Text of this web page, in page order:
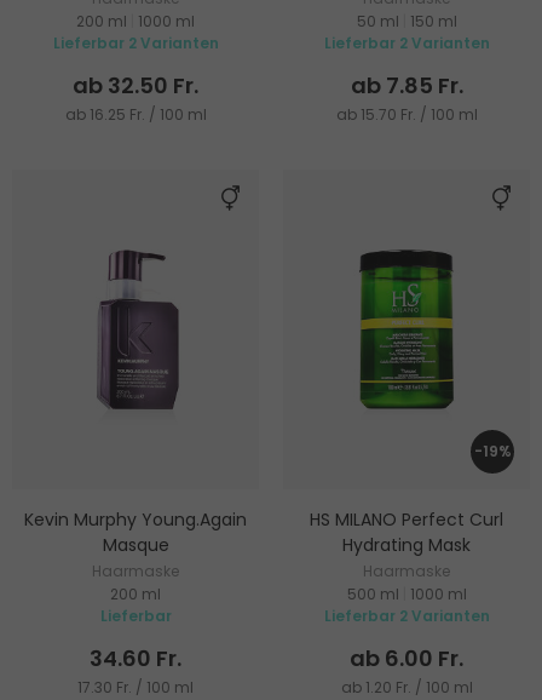
200 ml
1000 ml
Lieferbar 2 Varianten
ab 32.50 Fr.
ab 16.25 Fr. / 100 ml
50 ml
150 ml
Lieferbar 2 Varianten
ab 7.85 Fr.
ab 15.70 Fr. / 100 ml
Kevin Murphy Young.Again
Masque
Haarmaske
200 ml
Lieferbar
34.60 Fr.
17.30 Fr. / 100 ml
-19%
HS MILANO Perfect Curl
Hydrating Mask
Haarmaske
500 ml
1000 ml
Lieferbar 2 Varianten
ab 6.00 Fr.
ab 1.20 Fr. / 100 ml